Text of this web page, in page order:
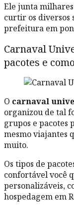
Ele junta
curtir os diversos
prefeitura em
Carnaval
pacotes e
O carnaval
organizou de tal
grupos e pacotes
mesmo viajantes
muito.
Os tipos de
confortável você
personalizáveis,
hospedagem em